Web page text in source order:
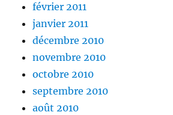
février 2011
janvier 2011
décembre 2010
novembre 2010
octobre 2010
septembre 2010
août 2010